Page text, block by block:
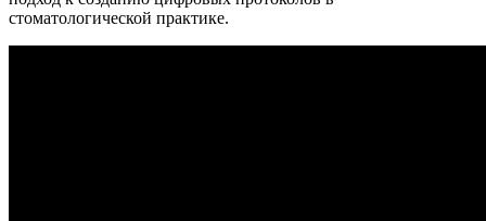
стоматологической практике.